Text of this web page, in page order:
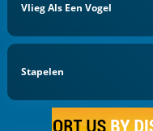
Vlieg Als Een Vogel
Stapelen